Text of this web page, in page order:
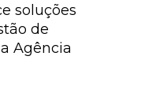
soluções
de
Agência